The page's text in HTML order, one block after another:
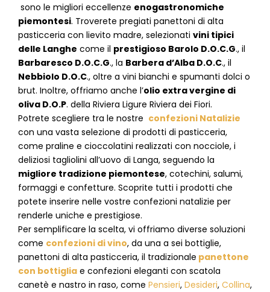
sono le migliori eccellenze enogastronomiche
piemontesi. Troverete pregiati panettoni di alta
pasticceria con lievito madre, selezionati vini tipici
delle Langhe come il prestigioso Barolo D.O.C.G., il
Barbaresco D.O.C.G., la Barbera d’Alba D.O.C., il
Nebbiolo D.O.C., oltre a vini bianchi e spumanti dolci o
brut. Inoltre, offriamo anche l’olio extra vergine di
oliva D.O.P. della Riviera Ligure Riviera dei Fiori.
Potrete scegliere tra le nostre confezioni Natalizie
con una vasta selezione di prodotti di pasticceria,
come praline e cioccolatini realizzati con nocciole, i
deliziosi tagliolini all’uovo di Langa, seguendo la
migliore tradizione piemontese, cotechini, salumi,
formaggi e confetture. Scoprite tutti i prodotti che
potete inserire nelle vostre confezioni natalizie per
renderle uniche e prestigiose.
Per semplificare la scelta, vi offriamo diverse soluzioni
come confezioni di vino, da una a sei bottiglie,
panettoni di alta pasticceria, il tradizionale panettone
con bottiglia e confezioni eleganti con scatola
canetè e nastro in raso, come Pensieri, Desideri, Collina,